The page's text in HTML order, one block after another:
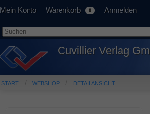
Mein Konto Warenkorb 0 Anmelden
Cuvillier Verlag
START WEBSHOP DETAILANSICHT